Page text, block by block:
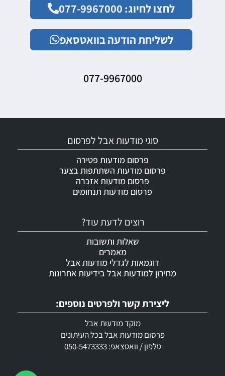
לחצו לחיוג: 077-9967000
לשליחת הודעה בוואטסאפ
077-9967000
ליצירת קשר ולפרטים נוספים:
מוקד מודעות אבל
פרסום מודעות אבל בכל העיתונים
טלפון / וואטצאפ: 050-5473333
רוצים לדעת עוד?
שאלות ותשובות
מאמרים
דוגמאות לגדלי מודעות אבל
מחירון למודעות אבל בידיעות אחרונות
סוגי מודעות אבל לפרסום
פרסום מודעות פטירה
פרסום מודעות השתתפות בצער
פרסום מודעות אזכרה
פרסום מודעות תנחומים